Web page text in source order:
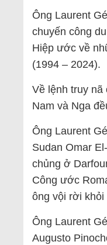
Ông Laurent
chuyến công
Hiệp ước về
(1994 – 2024).
Về lệnh truy nã
Nam và Nga
Ông Laurent
Sudan Omar
chủng ở
Công ước
ông vội rời
Ông Laurent
Augusto